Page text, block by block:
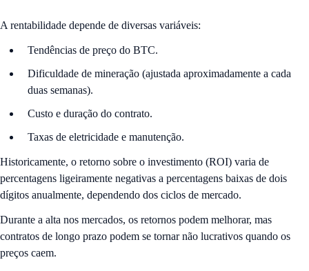
A rentabilidade depende de diversas variáveis:
Tendências de preço do BTC.
Dificuldade de mineração (ajustada aproximadamente a cada
duas semanas).
Custo e duração do contrato.
Taxas de eletricidade e manutenção.
Historicamente, o retorno sobre o investimento (ROI) varia de
percentagens ligeiramente negativas a percentagens baixas de dois
dígitos anualmente, dependendo dos ciclos de mercado.
Durante a alta nos mercados, os retornos podem melhorar, mas
contratos de longo prazo podem se tornar não lucrativos quando os
preços caem.